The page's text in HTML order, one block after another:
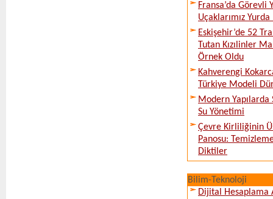
Fransa’da Görevli
Uçaklarımız
Eskişehir’de 52
Tutan Kızılinler
Örnek Oldu
Kahverengi
Türkiye Modeli
Modern Yapılarda
Su Yönetimi
Çevre Kirliliğinin
Panosu:
Diktiler
Bilim-Teknoloji
Dijital Hesaplama